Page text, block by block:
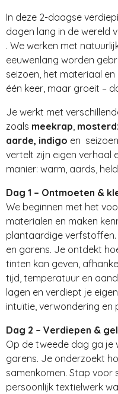
In deze 2-daagse
dagen lang in de wereld
. We werken met
eeuwenlang worden
seizoen, het materiaal
één keer, maar groeit –
Je werkt met
zoals meekrap
aarde, indigo en
vertelt zijn eigen verhaal
manier: warm, aards,
Dag 1 – Ontmoeten &
We beginnen met het
materialen en maken
plantaardige
en garens. Je ontdekt
tinten kan geven,
tijd, temperatuur en
lagen en verdiept je
intuïtie, verwondering en
Dag 2 – Verdiepen &
Op de tweede dag ga je
garens. Je onderzoekt
samenkomen. Stap voor
persoonlijk textielwerk